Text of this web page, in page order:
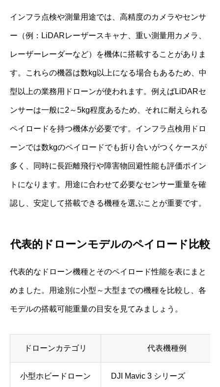
インフラ点検や測量用途では、高精度のカメラやセンサ
ー（例：LiDARレーザースキャナ、重い測量用カメラ、
レーザーレーダーなど）を機体に搭載することがありま
す。これらの機器は数kg以上になる場合もあるため、中
型以上の業務用ドローンが使われます。例えばLiDARセ
ンサーは一般に2～5kg程度あるため、それに耐えられる
ペイロードを持つ機体が必要です。インフラ点検用ドロ
ーンでは数kgのペイロードでも折り合いがつくケースが
多く、同時に長距離飛行や障害物回避性能も評価ポイン
トになります。用途に合わせて必要なセンサー重量を確
認し、安定して搭載できる機種を選ぶことが重要です。
代表的ドローンモデルのペイロード比較
代表的なドローン機種とそのペイロード性能を表にまと
めました。用途別に小型～大型までの機種を比較し、各
モデルの搭載可能重量の目安を見てみましょう。
ドローンカテゴリ 代表機種例
小型ホビードローン DJI Mavic 3 シリーズ